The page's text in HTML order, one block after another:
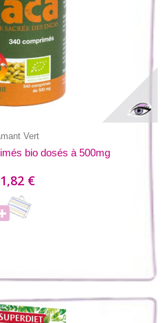
Vert
bio dosés à 500mg
€